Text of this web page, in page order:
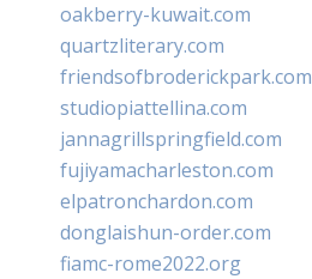
oakberry-kuwait.com
quartzliterary.com
friendsofbroderickpark.com
studiopiattellina.com
jannagrillspringfield.com
fujiyamacharleston.com
elpatronchardon.com
donglaishun-order.com
fiamc-rome2022.org